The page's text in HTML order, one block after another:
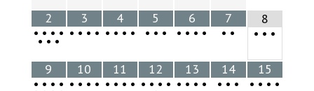
2
••••
•••
3
••••
4
••••
5
•••
6
••••
7
••
8
•••
9
••••
10
••••
11
••••
12
••••
13
••••
14
•••
15
••••